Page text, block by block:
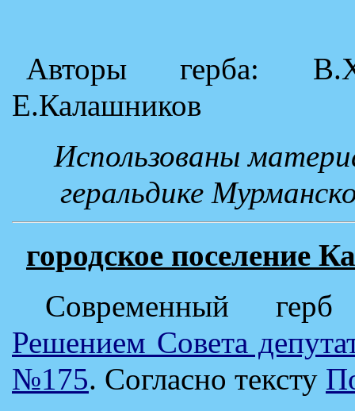
Авторы герба:
Е.Калашников
Использованы
геральдике
городское поселение
Современный
Решением Совета
№175. Согласно тексту